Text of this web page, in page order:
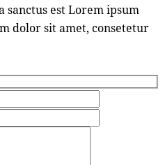
sanctus est Lorem ipsum
dolor sit amet, consetetur